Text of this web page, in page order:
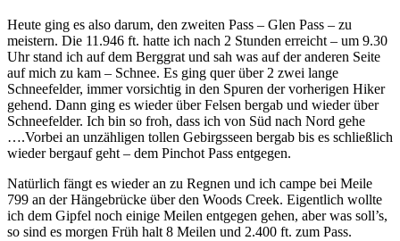
Heute ging es also darum, den zweiten Pass – Glen Pass – zu
meistern. Die 11.946 ft. hatte ich nach 2 Stunden erreicht – um 9.30
Uhr stand ich auf dem Berggrat und sah was auf der anderen Seite
auf mich zu kam – Schnee. Es ging quer über 2 zwei lange
Schneefelder, immer vorsichtig in den Spuren der vorherigen Hiker
gehend. Dann ging es wieder über Felsen bergab und wieder über
Schneefelder. Ich bin so froh, dass ich von Süd nach Nord gehe
….Vorbei an unzähligen tollen Gebirgsseen bergab bis es schließlich
wieder bergauf geht – dem Pinchot Pass entgegen.
Natürlich fängt es wieder an zu Regnen und ich campe bei Meile
799 an der Hängebrücke über den Woods Creek. Eigentlich wollte
ich dem Gipfel noch einige Meilen entgegen gehen, aber was soll’s,
so sind es morgen Früh halt 8 Meilen und 2.400 ft. zum Pass.